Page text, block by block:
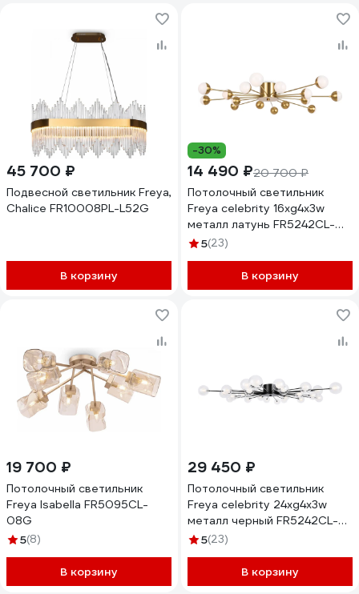
45 700 ₽
Подвесной светильник Freya,
Chalice FR10008PL-L52G
В корзину
-30%
14 490 ₽20 700 ₽
Потолочный светильник
Freya celebrity 16хg4x3w
металл латунь FR5242CL-
16BS
5(23)
В корзину
19 700 ₽
Потолочный светильник
Freya Isabella FR5095CL-
08G
5(8)
В корзину
29 450 ₽
Потолочный светильник
Freya celebrity 24хg4x3w
металл черный FR5242CL-
24B1
5(23)
В корзину